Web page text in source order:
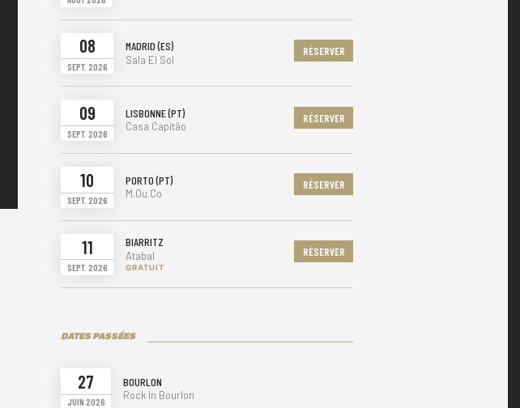
08
SEPT. 2026
MADRID (ES)
Sala El Sol
RÉSERVER
09
SEPT. 2026
LISBONNE (PT)
Casa Capitão
RÉSERVER
10
SEPT. 2026
PORTO (PT)
M.Ou.Co
RÉSERVER
11
SEPT. 2026
BIARRITZ
Atabal
GRATUIT
RÉSERVER
DATES PASSÉES
27
JUIN 2026
BOURLON
Rock In Bourlon